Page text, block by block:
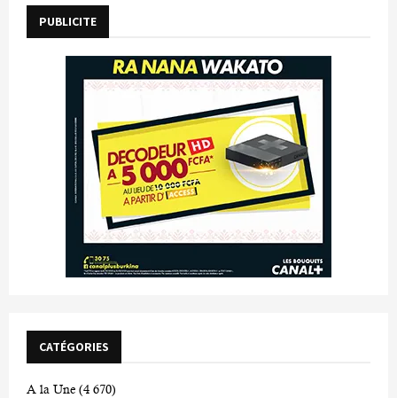
PUBLICITE
CATÉGORIES
A la Une (4 670)